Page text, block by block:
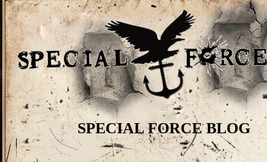
SPECIAL FORCE BLOG